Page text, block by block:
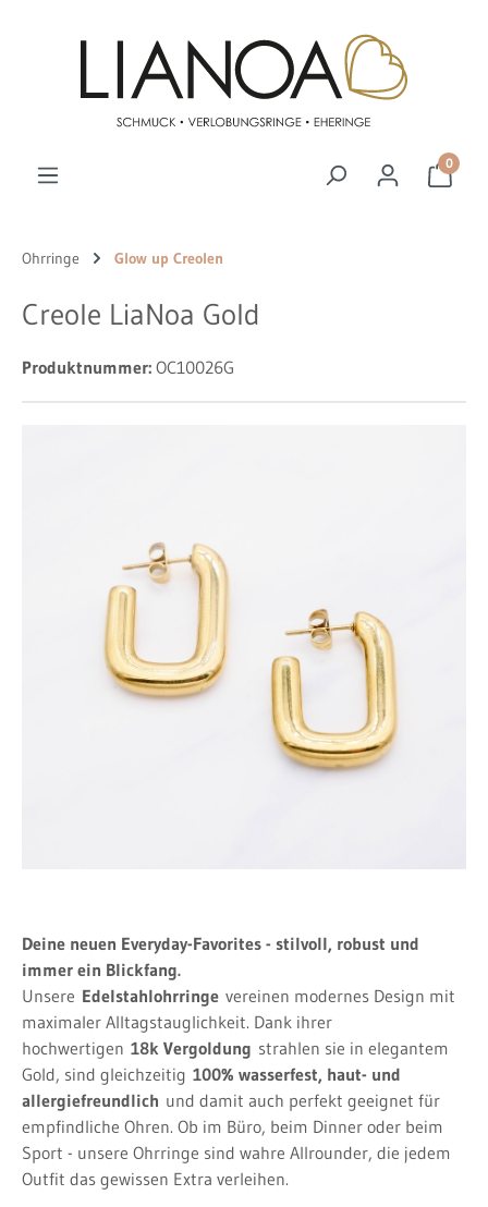
0
Ohrringe Glow up Creolen
Creole LiaNoa Gold
Produktnummer: OC10026G
Deine neuen Everyday-Favorites - stilvoll, robust und
immer ein Blickfang.
Unsere Edelstahlohrringe vereinen modernes Design mit
maximaler Alltagstauglichkeit. Dank ihrer
hochwertigen 18k Vergoldung strahlen sie in elegantem
Gold, sind gleichzeitig 100% wasserfest, haut- und
allergiefreundlich und damit auch perfekt geeignet für
empfindliche Ohren. Ob im Büro, beim Dinner oder beim
Sport - unsere Ohrringe sind wahre Allrounder, die jedem
Outfit das gewissen Extra verleihen.